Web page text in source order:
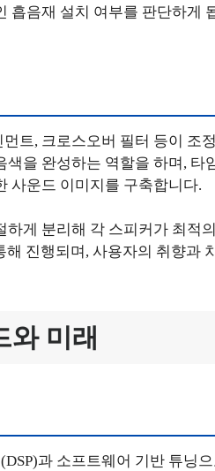
흡음재 설치 여부를 판단하게
트, 크로스오버 필터 등이 조
을 완성하는 역할을 하며, 타
사운드 이미지를 구축합니다.
게 분리해 각 스피커가 최적
진행되며, 사용자의 취향과
와 미래
과 소프트웨어 기반 튜닝